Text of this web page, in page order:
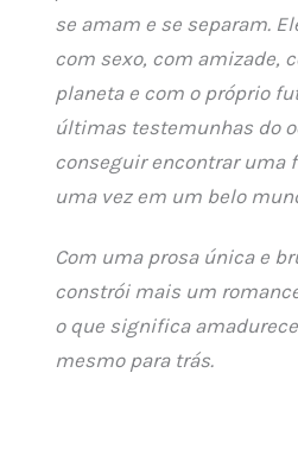
se amam e se separam.
com sexo, com amizade,
planeta e com o próprio
últimas testemunhas do
conseguir encontrar uma
uma vez em um belo
Com uma prosa única e
constrói mais um
o que significa
mesmo para trás.